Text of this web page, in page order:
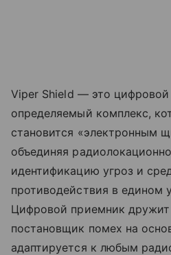
Viper Shield — это
определяемый комплекс,
становится «электронным
объединяя
идентификацию угроз и
противодействия в едином
Цифровой приемник
постановщик помех на
адаптируется к любым